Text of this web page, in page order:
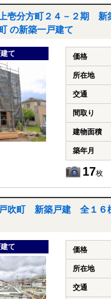
壱分方町２４－２期
の新築一戸建て
て 価格
所在地
交通
間取り
建物面積
築年月
17枚
吹町 新築戸建 全１６
て 価格
所在地
交通